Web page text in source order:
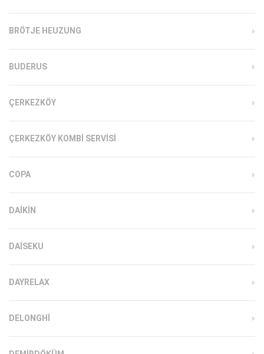
BRÖTJE HEUZUNG
BUDERUS
ÇERKEZKÖY
ÇERKEZKÖY KOMBI SERVISI
COPA
DAIKIN
DAISEKU
DAYRELAX
DELONGHI